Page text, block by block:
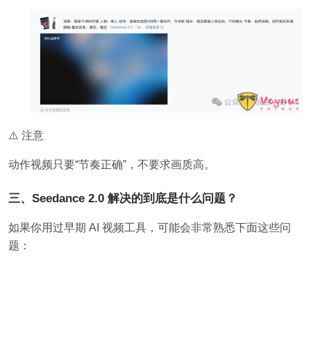
⚠️ 注意
动作视频只要“节奏正确”，不要求画质高。
三、Seedance 2.0 解决的到底是什么问题？
如果你用过早期 AI 视频工具，可能会非常熟悉下面这些问
题：